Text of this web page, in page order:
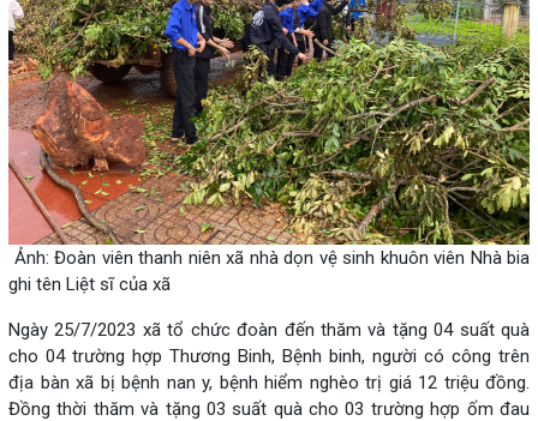
Ảnh: Đoàn viên thanh niên xã nhà dọn vệ sinh khuôn viên Nhà bia
ghi tên Liệt sĩ của xã
Ngày 25/7/2023 xã tổ chức đoàn đến thăm và tặng 04 suất quà
cho 04 trường hợp Thương Binh, Bệnh binh, người có công trên
địa bàn xã bị bệnh nan y, bệnh hiểm nghèo trị giá 12 triệu đồng.
Đồng thời thăm và tặng 03 suất quà cho 03 trường hợp ốm đau